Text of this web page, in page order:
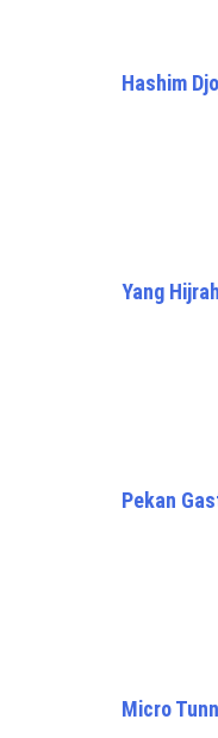
Hashim
Yang
Pekan
Micro